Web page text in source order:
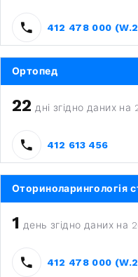
412 478 000
Ортопед
22 дні згідно даних
412 613 456
Оториноларингологія
1 день згідно даних на
412 478 000